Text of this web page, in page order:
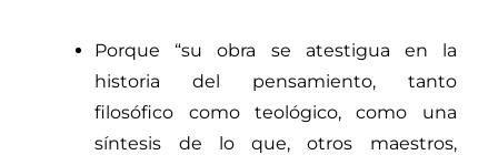
Porque “su obra se atestigua en la
historia del pensamiento, tanto
filosófico como teológico, como una
síntesis de lo que, otros maestros,